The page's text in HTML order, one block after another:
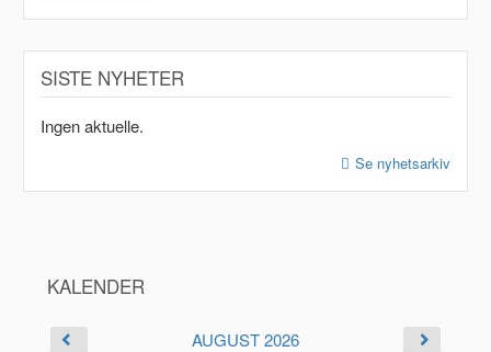
SISTE NYHETER
Ingen aktuelle.
Se nyhetsarkiv
KALENDER
AUGUST 2026